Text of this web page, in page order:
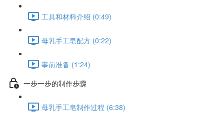
工具和材料介绍 (0:49)
母乳手工皂配方 (0:22)
事前准备 (1:24)
一步一步的制作步骤
母乳手工皂制作过程 (6:38)